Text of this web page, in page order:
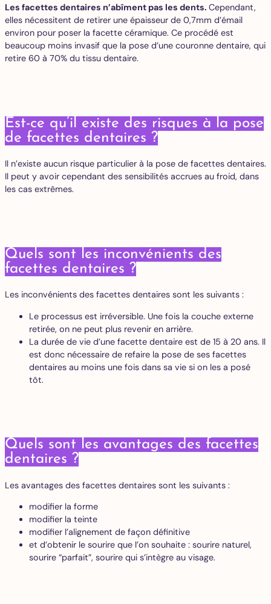
Les facettes dentaires n’abîment pas les dents. Cependant,
elles nécessitent de retirer une épaisseur de 0,7mm d’émail
environ pour poser la facette céramique. Ce procédé est
beaucoup moins invasif que la pose d’une couronne dentaire, qui
retire 60 à 70% du tissu dentaire.
Est-ce qu’il existe des risques à la pose
de facettes dentaires ?
Il n’existe aucun risque particulier à la pose de facettes dentaires.
Il peut y avoir cependant des sensibilités accrues au froid, dans
les cas extrêmes.
Quels sont les inconvénients des
facettes dentaires ?
Les inconvénients des facettes dentaires sont les suivants :
Le processus est irréversible. Une fois la couche externe
retirée, on ne peut plus revenir en arrière.
La durée de vie d’une facette dentaire est de 15 à 20 ans. Il
est donc nécessaire de refaire la pose de ses facettes
dentaires au moins une fois dans sa vie si on les a posé
tôt.
Quels sont les avantages des facettes
dentaires ?
Les avantages des facettes dentaires sont les suivants :
modifier la forme
modifier la teinte
modifier l’alignement de façon définitive
et d’obtenir le sourire que l’on souhaite : sourire naturel,
sourire “parfait”, sourire qui s’intègre au visage.